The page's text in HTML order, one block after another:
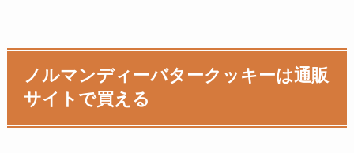
ノルマンディーバタークッキーは通販
サイトで買える